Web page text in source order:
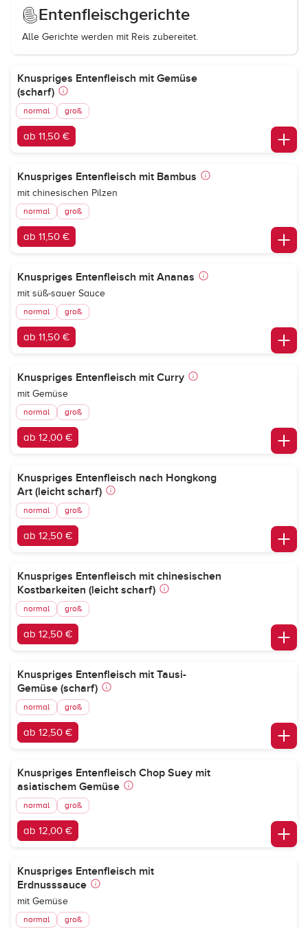
Entenfleischgerichte
Alle Gerichte werden mit Reis zubereitet.
Knuspriges Entenfleisch mit Gemüse
(scharf)
normal groß
ab 11,50 €
Knuspriges Entenfleisch mit Bambus
mit chinesischen Pilzen
normal groß
ab 11,50 €
Knuspriges Entenfleisch mit Ananas
mit süß-sauer Sauce
normal groß
ab 11,50 €
Knuspriges Entenfleisch mit Curry
mit Gemüse
normal groß
ab 12,00 €
Knuspriges Entenfleisch nach Hongkong
Art (leicht scharf)
normal groß
ab 12,50 €
Knuspriges Entenfleisch mit chinesischen
Kostbarkeiten (leicht scharf)
normal groß
ab 12,50 €
Knuspriges Entenfleisch mit Tausi-
Gemüse (scharf)
normal groß
ab 12,50 €
Knuspriges Entenfleisch Chop Suey mit
asiatischem Gemüse
normal groß
ab 12,00 €
Knuspriges Entenfleisch mit
Erdnusssauce
mit Gemüse
normal groß